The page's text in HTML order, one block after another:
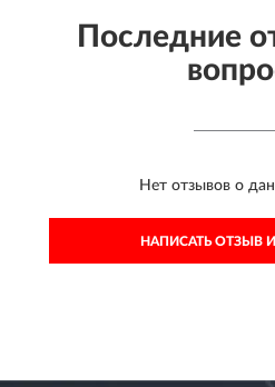
Последние
Нет отзывов о
НАПИСАТЬ ОТЗЫВ